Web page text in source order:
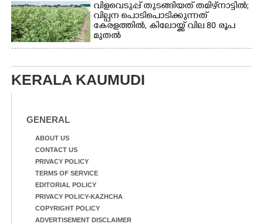
വിളവെടുപ്പ് തുടങ്ങിയത് തമിഴ്നാട്ടിൽ;
വില്പന പൊടിപൊടിക്കുന്നത്
കേരളത്തിൽ, കിലോയ്ക്ക് വില 80 രൂപ
മുതൽ
KERALA KAUMUDI
GENERAL
ABOUT US
CONTACT US
PRIVACY POLICY
TERMS OF SERVICE
EDITORIAL POLICY
PRIVACY POLICY-KAZHCHA
COPYRIGHT POLICY
ADVERTISEMENT DISCLAIMER